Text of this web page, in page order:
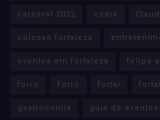
carnaval 2022 ceará
colosso fortaleza
eventos em fortaleza felipe
forro Forró fortal
gastronomia guia de eventos